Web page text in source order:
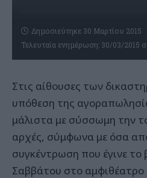
Τελευταία ενημέρωση: 30/03/2015
Δημοσιεύτηκε 30 Μαρτίου 2015
Στις αίθουσες των
υπόθεση της
μάλιστα με σύσσωμη την
αρχές, σύμφωνα με όσα
συγκέντρωση που έγινε
Σαββάτου στο